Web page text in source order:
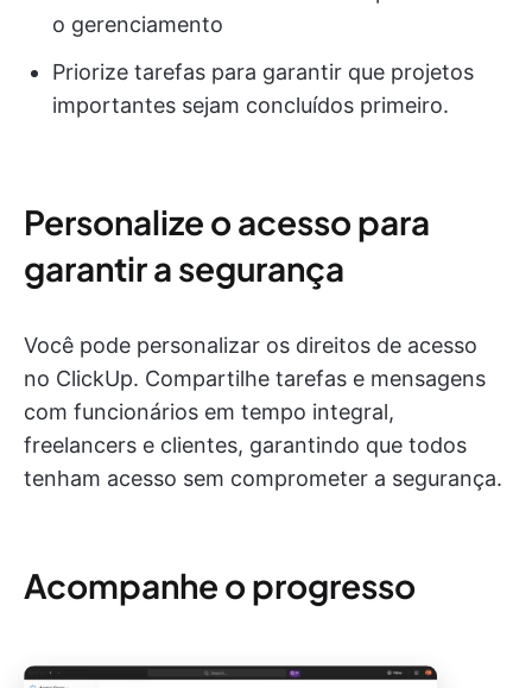
o gerenciamento
Priorize tarefas para garantir que projetos
importantes sejam concluídos primeiro.
Personalize o acesso para
garantir a segurança
Você pode personalizar os direitos de acesso
no ClickUp. Compartilhe tarefas e mensagens
com funcionários em tempo integral,
freelancers e clientes, garantindo que todos
tenham acesso sem comprometer a segurança.
Acompanhe o progresso